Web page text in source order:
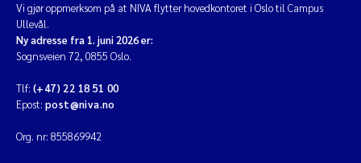
Vi gjør oppmerksom på at NIVA flytter hovedkontoret i Oslo til Campus
Ullevål.
Ny adresse fra 1. juni 2026 er:
Sognsveien 72, 0855 Oslo.
Tlf: (+47) 22 18 51 00
Epost: post@niva.no
Org. nr: 855869942